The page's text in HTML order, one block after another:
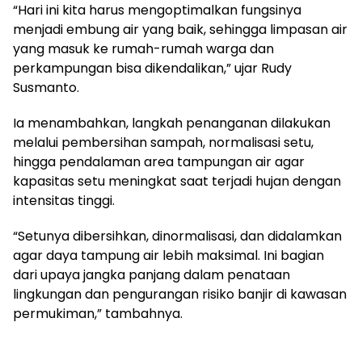
“Hari ini kita harus mengoptimalkan fungsinya
menjadi embung air yang baik, sehingga limpasan air
yang masuk ke rumah-rumah warga dan
perkampungan bisa dikendalikan,” ujar Rudy
Susmanto.
Ia menambahkan, langkah penanganan dilakukan
melalui pembersihan sampah, normalisasi setu,
hingga pendalaman area tampungan air agar
kapasitas setu meningkat saat terjadi hujan dengan
intensitas tinggi.
“Setunya dibersihkan, dinormalisasi, dan didalamkan
agar daya tampung air lebih maksimal. Ini bagian
dari upaya jangka panjang dalam penataan
lingkungan dan pengurangan risiko banjir di kawasan
permukiman,” tambahnya.